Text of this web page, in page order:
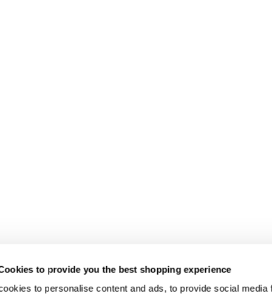
to provide you the best shopping experience
to personalise content and ads, to provide social